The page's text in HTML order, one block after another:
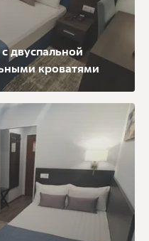
двуспальной
кроватями